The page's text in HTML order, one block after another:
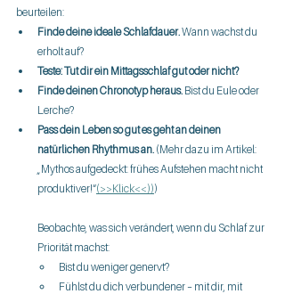
beurteilen:
Finde deine ideale Schlafdauer. Wann wachst du
erholt auf?
Teste: Tut dir ein Mittagsschlaf gut oder nicht?
Finde deinen Chronotyp heraus. Bist du Eule oder
Lerche?
Pass dein Leben so gut es geht an deinen
natürlichen Rhythmus an. (Mehr dazu im Artikel:
„Mythos aufgedeckt: frühes Aufstehen macht nicht
produktiver!“(>>Klick<<)))
Beobachte, was sich verändert, wenn du Schlaf zur
Priorität machst:
Bist du weniger genervt?
Fühlst du dich verbundener – mit dir, mit